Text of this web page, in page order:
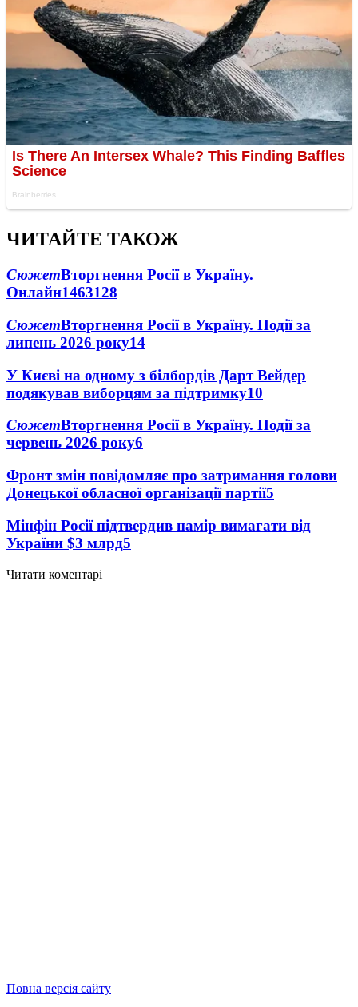
ЧИТАЙТЕ ТАКОЖ
СюжетВторгнення Росії в Україну.
Онлайн1463128
СюжетВторгнення Росії в Україну. Події за
липень 2026 року14
У Києві на одному з білбордів Дарт Вейдер
подякував виборцям за підтримку10
СюжетВторгнення Росії в Україну. Події за
червень 2026 року6
Фронт змін повідомляє про затримання голови
Донецької обласної організації партії5
Мінфін Росії підтвердив намір вимагати від
України $3 млрд5
Читати коментарі
Повна версія сайту